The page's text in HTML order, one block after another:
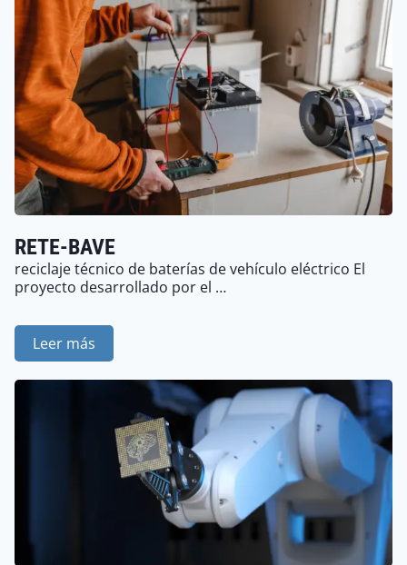
RETE-BAVE
reciclaje técnico de baterías de vehículo eléctrico El
proyecto desarrollado por el …
Leer más